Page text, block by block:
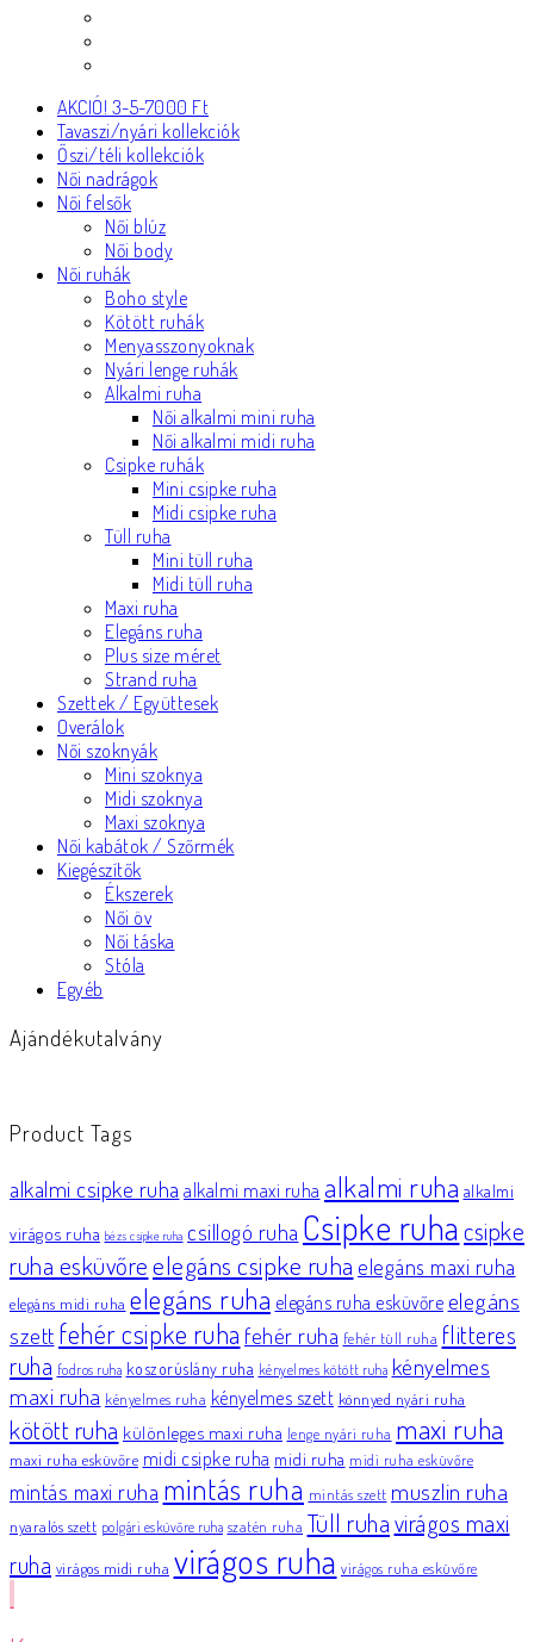
AKCIÓ! 3-5-7000 Ft
Tavaszi/nyári kollekciók
Őszi/téli kollekciók
Női nadrágok
Női felsők
Női blúz
Női body
Női ruhák
Boho style
Kötött ruhák
Menyasszonyoknak
Nyári lenge ruhák
Alkalmi ruha
Női alkalmi mini ruha
Női alkalmi midi ruha
Csipke ruhák
Mini csipke ruha
Midi csipke ruha
Tüll ruha
Mini tüll ruha
Midi tüll ruha
Maxi ruha
Elegáns ruha
Plus size méret
Strand ruha
Szettek / Együttesek
Overálok
Női szoknyák
Mini szoknya
Midi szoknya
Maxi szoknya
Női kabátok / Szőrmék
Kiegészítők
Ékszerek
Női öv
Női táska
Stóla
Egyéb
Ajándékutalvány
Product Tags
alkalmi csipke ruha alkalmi maxi ruha alkalmi ruha alkalmi
virágos ruha bézs csipke ruha csillogó ruha Csipke ruhacsipke
ruha esküvőreelegáns csipke ruha elegáns maxi ruha
elegáns midi ruha elegáns ruha elegáns ruha esküvőre elegáns
szett fehér csipke ruha fehér ruha fehér tüll ruha flitteres
ruha fodros ruha koszorúslány ruha kényelmes kötött ruha kényelmes
maxi ruha kényelmes ruha kényelmes szett könnyed nyári ruha
kötött ruha különleges maxi ruha lenge nyári ruha maxi ruha
maxi ruha esküvőre midi csipke ruha midi ruha midi ruha esküvőre
mintás maxi ruha mintás ruha mintás szett muszlin ruha
nyaralós szett polgári esküvőre ruha szatén ruha Tüll ruhavirágos maxi
ruha virágos midi ruha virágos ruha virágos ruha esküvőre